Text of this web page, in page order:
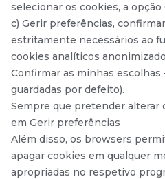
selecionar os cookies, a
c) Gerir preferências,
estritamente necessários ao
cookies analíticos
Confirmar as minhas
guardadas por defeito).
Sempre que pretender alterar
em Gerir preferências
Além disso, os browsers
apagar cookies em qualquer
apropriadas no respetivo